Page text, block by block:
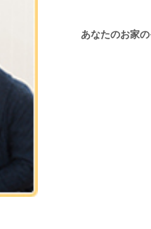
あなたのお家